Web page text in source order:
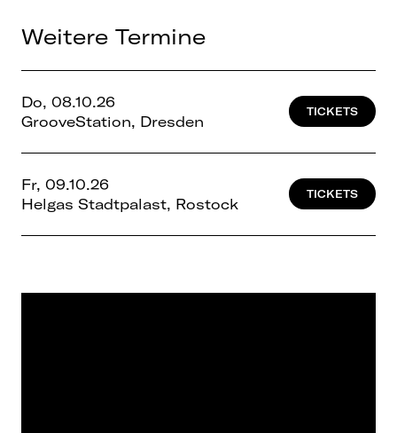
Weitere Termine
Do, 08.10.26
GrooveStation, Dresden
TICKETS
Fr, 09.10.26
Helgas Stadtpalast, Rostock
TICKETS